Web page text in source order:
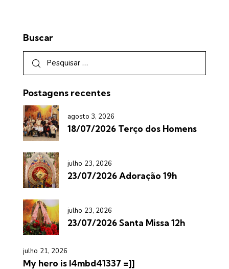
Buscar
Postagens recentes
agosto 3, 2026
18/07/2026 Terço dos Homens
julho 23, 2026
23/07/2026 Adoração 19h
julho 23, 2026
23/07/2026 Santa Missa 12h
julho 21, 2026
My hero is l4mbd41337 =]]